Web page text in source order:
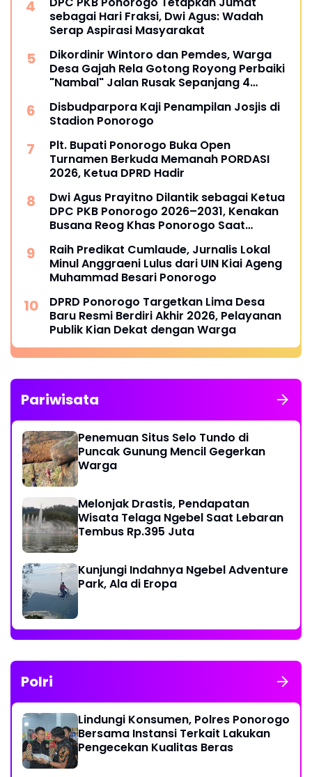
sebagai Hari Fraksi, Dwi Agus: Wadah
Serap Aspirasi Masyarakat
Dikordinir Wintoro dan Pemdes, Warga
Desa Gajah Rela Gotong Royong Perbaiki
"Nambal" Jalan Rusak Sepanjang 4
Disbudparpora Kaji Penampilan Josjis di
Stadion Ponorogo
Plt. Bupati Ponorogo Buka Open
Turnamen Berkuda Memanah PORDASI
2026, Ketua DPRD Hadir
Dwi Agus Prayitno Dilantik sebagai Ketua
DPC PKB Ponorogo 2026–2031, Kenakan
Busana Reog Khas Ponorogo Saat
Raih Predikat Cumlaude, Jurnalis Lokal
Minul Anggraeni Lulus dari UIN Kiai Ageng
Muhammad Besari Ponorogo
DPRD Ponorogo Targetkan Lima Desa
Baru Resmi Berdiri Akhir 2026, Pelayanan
Publik Kian Dekat dengan Warga
Pariwisata
Penemuan Situs Selo Tundo di
Puncak Gunung Mencil Gegerkan
Warga
Melonjak Drastis, Pendapatan
Wisata Telaga Ngebel Saat Lebaran
Tembus Rp.395 Juta
Kunjungi Indahnya Ngebel Adventure
Park, Ala di Eropa
Polri
Lindungi Konsumen, Polres Ponorogo
Bersama Instansi Terkait Lakukan
Pengecekan Kualitas Beras